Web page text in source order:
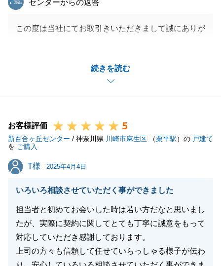
続きを読む
センターからの返答
この度は当社にてお取引きいただきまして誠にありが
変申し訳ございませんでした。
また何かお困り事等がございましたら、お気軽にお声
がけ下さいませ。
閉じる
お客様評価 5
新百合ヶ丘センター / 神奈川県 川崎市麻生区 （栗平駅）の 戸建て
を ご購入
T様
T様 2025年4月4日
いろいろ相談させていただく事ができました
担当者と初めてお会いした時は若い方だなと思いまし
たが、実際に契約に関してとても丁寧に誠意をもって
対応していただき感謝しております。
上司の方々も信頼して任せていらっしゃる様子が伝わ